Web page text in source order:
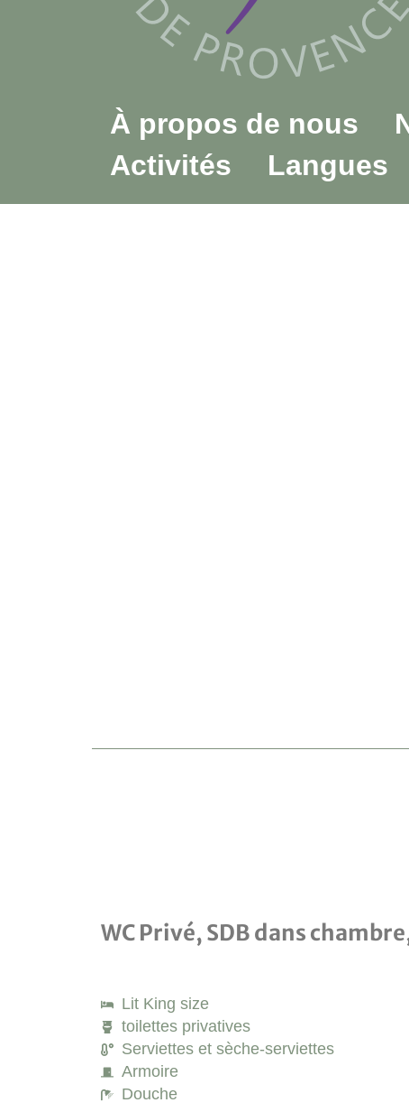
À propos de nous
Activités
Langues
WC Privé, SDB dans
Lit King size
toilettes privatives
Serviettes et sèche-serviettes
Armoire
Douche